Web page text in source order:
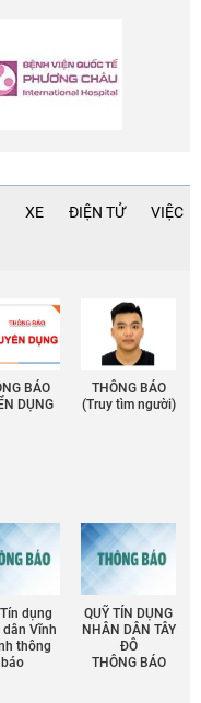
XE ĐIỆN TỬ VIỆC
BÁO
DỤNG
THÔNG BÁO
(Truy tìm người)
dụng
dân Vĩnh
thông
báo
QUỸ TÍN DỤNG
NHÂN DÂN TÂY
ĐÔ
THÔNG BÁO